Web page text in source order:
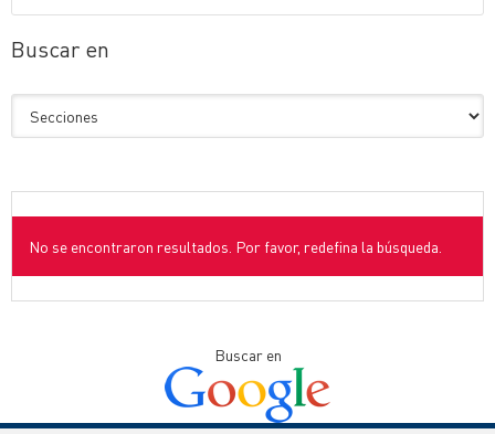
Buscar en
No se encontraron resultados. Por favor, redefina la búsqueda.
Buscar en